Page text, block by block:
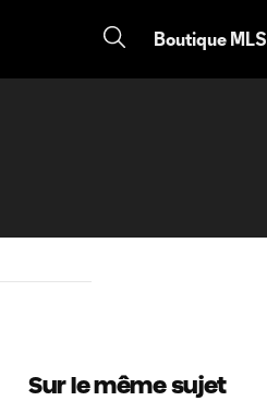
Boutique MLS
Sur le même sujet